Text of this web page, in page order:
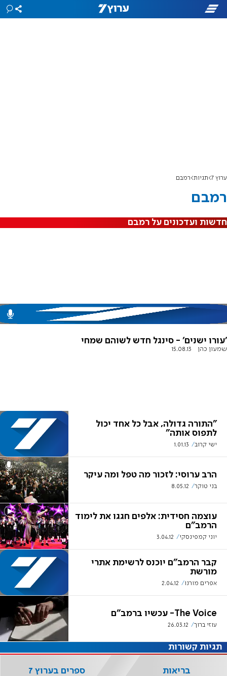
ערוץ 7 תגיות רמבם
רמבם
חדשות ועדכונים על רמבם
'עורו ישנים' - סינגל חדש לשוהם שמחי
שמעון כהן 15.08.13
"התורה גדולה, אבל כל אחד יכול
לתפוס אותה"
ישי קרוב 1.01.13
הרב ערוסי: לזכור מה טפל ומה עיקר
בני טוקר 8.05.12
עוצמה חסידית: אלפים חגגו את לימוד
הרמב"ם
יוני קמפינסקי 3.04.12
קבר הרמב"ם יוכנס לרשימת אתרי
מורשת
אפרים מורנו 2.04.12
The Voice- עכשיו ברמב"ם
עוזי ברוך 26.03.12
תגיות קשורות
בריאות ספרים בערוץ 7